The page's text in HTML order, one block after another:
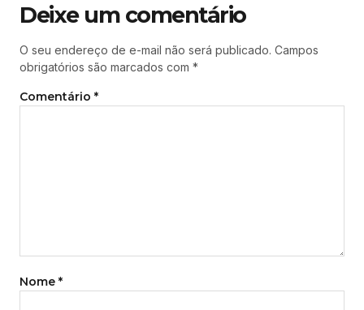
Deixe um comentário
O seu endereço de e-mail não será publicado. Campos
obrigatórios são marcados com *
Comentário *
Nome *